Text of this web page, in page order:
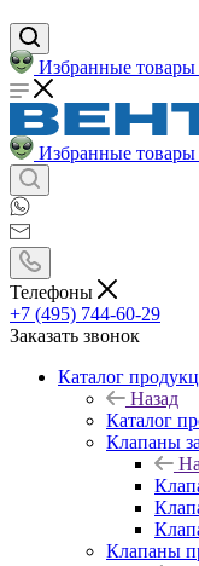
Избранные товары
Избранные товары
Телефоны
+7 (495) 744-60-29
Заказать звонок
Каталог
Назад
Каталог
Клапаны
Клапаны